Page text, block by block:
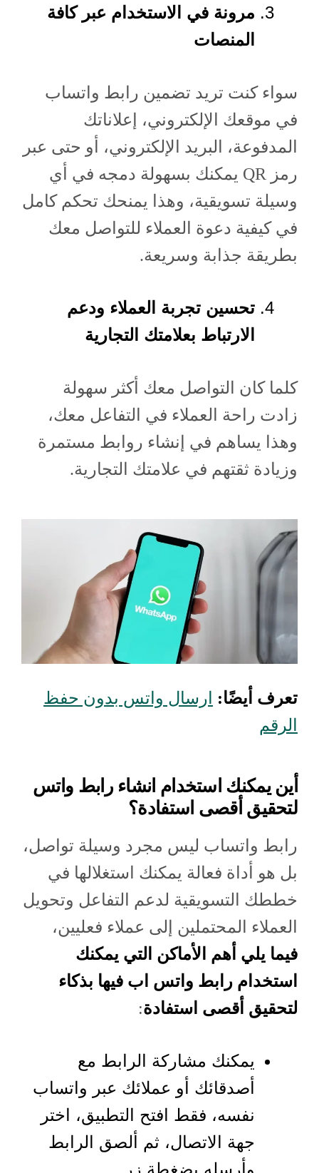
مرونة في الاستخدام عبر كافة
المنصات
سواء كنت تريد تضمين رابط واتساب
في موقعك الإلكتروني، إعلاناتك
المدفوعة، البريد الإلكتروني، أو حتى عبر
رمز QR يمكنك بسهولة دمجه في أي
وسيلة تسويقية، وهذا يمنحك تحكم كامل
في كيفية دعوة العملاء للتواصل معك
بطريقة جذابة وسريعة.
تحسين تجربة العملاء ودعم
الارتباط بعلامتك التجارية
كلما كان التواصل معك أكثر سهولة
زادت راحة العملاء في التفاعل معك،
وهذا يساهم في إنشاء روابط مستمرة
وزيادة ثقتهم في علامتك التجارية.
تعرف أيضًا:
ارسال واتس بدون حفظ
الرقم
أين يمكنك استخدام انشاء رابط واتس
لتحقيق أقصى استفادة؟
رابط واتساب ليس مجرد وسيلة تواصل،
بل هو أداة فعالة يمكنك استغلالها في
خططك التسويقية لدعم التفاعل وتحويل
العملاء المحتملين إلى عملاء فعليين،
فيما يلي أهم الأماكن التي يمكنك
استخدام رابط واتس اب فيها بذكاء
لتحقيق أقصى استفادة:
يمكنك مشاركة الرابط مع
أصدقائك أو عملائك عبر واتساب
نفسه، فقط افتح التطبيق، اختر
جهة الاتصال، ثم ألصق الرابط
وأرسله بضغطة زر.